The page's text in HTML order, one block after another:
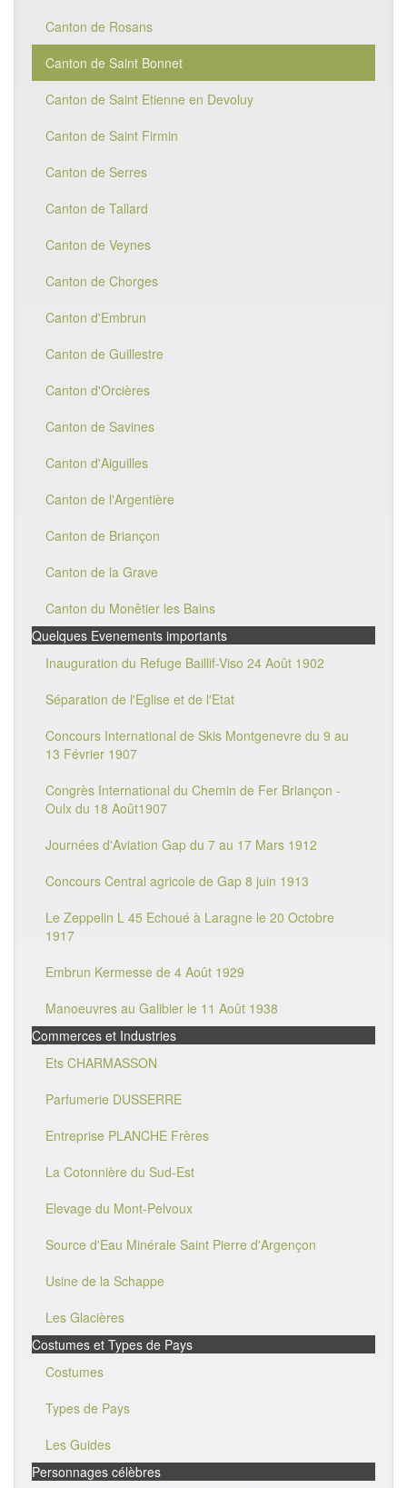
Canton de Rosans
Canton de Saint Bonnet
Canton de Saint Etienne en Devoluy
Canton de Saint Firmin
Canton de Serres
Canton de Tallard
Canton de Veynes
Canton de Chorges
Canton d'Embrun
Canton de Guillestre
Canton d'Orcières
Canton de Savines
Canton d'Aiguilles
Canton de l'Argentière
Canton de Briançon
Canton de la Grave
Canton du Monêtier les Bains
Quelques Evenements importants
Inauguration du Refuge Baillif-Viso 24 Août 1902
Séparation de l'Eglise et de l'Etat
Concours International de Skis Montgenevre du 9 au
13 Février 1907
Congrès International du Chemin de Fer Briançon -
Oulx du 18 Août1907
Journées d'Aviation Gap du 7 au 17 Mars 1912
Concours Central agricole de Gap 8 juin 1913
Le Zeppelin L 45 Echoué à Laragne le 20 Octobre
1917
Embrun Kermesse de 4 Août 1929
Manoeuvres au Galibier le 11 Août 1938
Commerces et Industries
Ets CHARMASSON
Parfumerie DUSSERRE
Entreprise PLANCHE Frères
La Cotonnière du Sud-Est
Elevage du Mont-Pelvoux
Source d'Eau Minérale Saint Pierre d'Argençon
Usine de la Schappe
Les Glacières
Costumes et Types de Pays
Costumes
Types de Pays
Les Guides
Personnages célèbres